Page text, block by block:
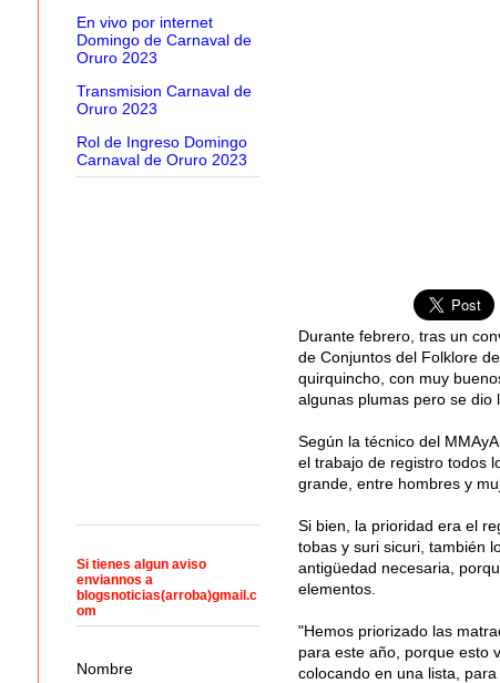
Durante febrero, tras un
de Conjuntos del Folklore
quirquincho, con muy
algunas plumas pero se dio
Según la técnico del
el trabajo de registro todos
grande, entre hombres y
Si bien, la prioridad era el
tobas y suri sicuri, también
antigüedad necesaria,
elementos.
"Hemos priorizado las
para este año, porque esto
colocando en una lista,
En vivo por internet
Domingo de Carnaval de
Oruro 2023
Transmision Carnaval de
Oruro 2023
Rol de Ingreso Domingo
Carnaval de Oruro 2023
Si tienes algun aviso
enviannos a
blogsnoticias(arroba)gmail.c
om
Nombre